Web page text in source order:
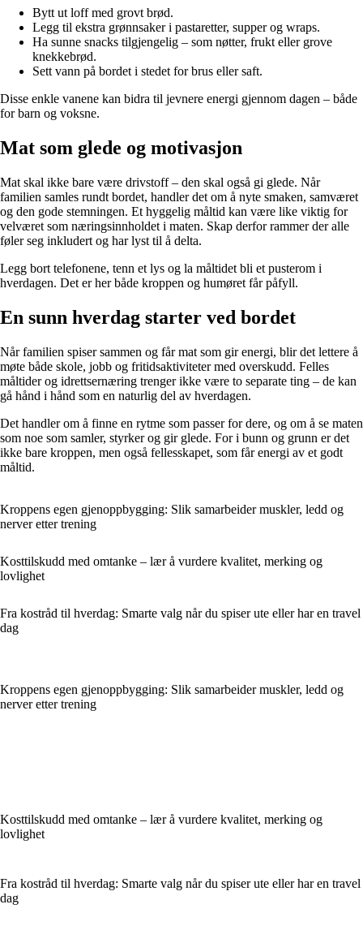
Bytt ut loff med grovt brød.
Legg til ekstra grønnsaker i pastaretter, supper og wraps.
Ha sunne snacks tilgjengelig – som nøtter, frukt eller grove
knekkebrød.
Sett vann på bordet i stedet for brus eller saft.
Disse enkle vanene kan bidra til jevnere energi gjennom dagen – både
for barn og voksne.
Mat som glede og motivasjon
Mat skal ikke bare være drivstoff – den skal også gi glede. Når
familien samles rundt bordet, handler det om å nyte smaken, samværet
og den gode stemningen. Et hyggelig måltid kan være like viktig for
velværet som næringsinnholdet i maten. Skap derfor rammer der alle
føler seg inkludert og har lyst til å delta.
Legg bort telefonene, tenn et lys og la måltidet bli et pusterom i
hverdagen. Det er her både kroppen og humøret får påfyll.
En sunn hverdag starter ved bordet
Når familien spiser sammen og får mat som gir energi, blir det lettere å
møte både skole, jobb og fritidsaktiviteter med overskudd. Felles
måltider og idrettsernæring trenger ikke være to separate ting – de kan
gå hånd i hånd som en naturlig del av hverdagen.
Det handler om å finne en rytme som passer for dere, og om å se maten
som noe som samler, styrker og gir glede. For i bunn og grunn er det
ikke bare kroppen, men også fellesskapet, som får energi av et godt
måltid.
Kroppens egen gjenoppbygging: Slik samarbeider muskler, ledd og
nerver etter trening
Kosttilskudd med omtanke – lær å vurdere kvalitet, merking og
lovlighet
Fra kostråd til hverdag: Smarte valg når du spiser ute eller har en travel
dag
Kroppens egen gjenoppbygging: Slik samarbeider muskler, ledd og
nerver etter trening
Kosttilskudd med omtanke – lær å vurdere kvalitet, merking og
lovlighet
Fra kostråd til hverdag: Smarte valg når du spiser ute eller har en travel
dag